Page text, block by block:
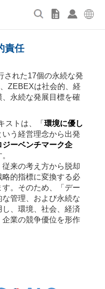
責任
された17個の永続な発
ZEBEXは社会的、経
永続な発展目標を確
ストは、「 環境に優し
いう経営理念から出発
ーベンチマーク企
来の考え方から脱却
的指標に変換する必
。そのため、「デー
管理、および永続な
、環境、社会、経済
業の競争優位を形作